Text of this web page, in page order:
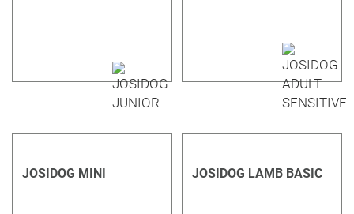
JOSIDOG MINI JOSIDOG LAMB BASIC